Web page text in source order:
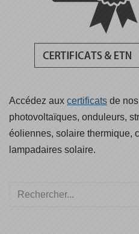
Accédez aux certificats de
photovoltaïques, onduleurs,
éoliennes, solaire thermique,
lampadaires solaire.